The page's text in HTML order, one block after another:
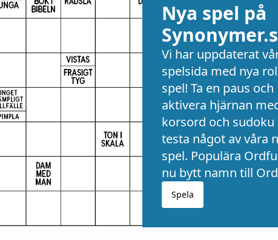
Nya spel på
Vi har uppdaterat
spelsida med nya
spel! Ta en paus och
aktivera hjärnan
korsord och sudoku
testa något av våra
spel. Populära
nu bytt namn till
Spela